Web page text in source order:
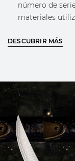
número de
materiales
DESCUBRE
DESCUBRIR MÁS